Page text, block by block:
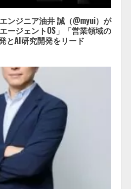
ンジニア油井 誠（@myui）が
ージェントOS」「営業領域の
とAI研究開発をリード